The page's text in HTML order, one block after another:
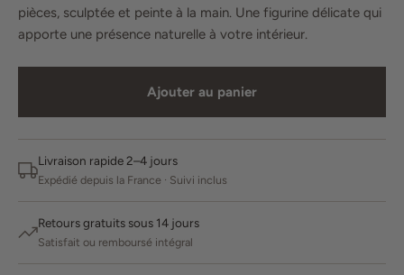
pièces, sculptée et peinte à la main. Une figurine délicate qui
apporte une présence naturelle à votre intérieur.
Ajouter au panier
Livraison rapide 2–4 jours
Expédié depuis la France · Suivi inclus
Retours gratuits sous 14 jours
Satisfait ou remboursé intégral